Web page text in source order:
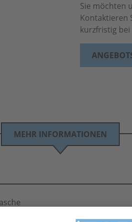
Sie möchten
Kontaktieren
kurzfristig bei
MEHR INFORMATIONEN
Eine große Auswahl an Hautreinigungsprodukten